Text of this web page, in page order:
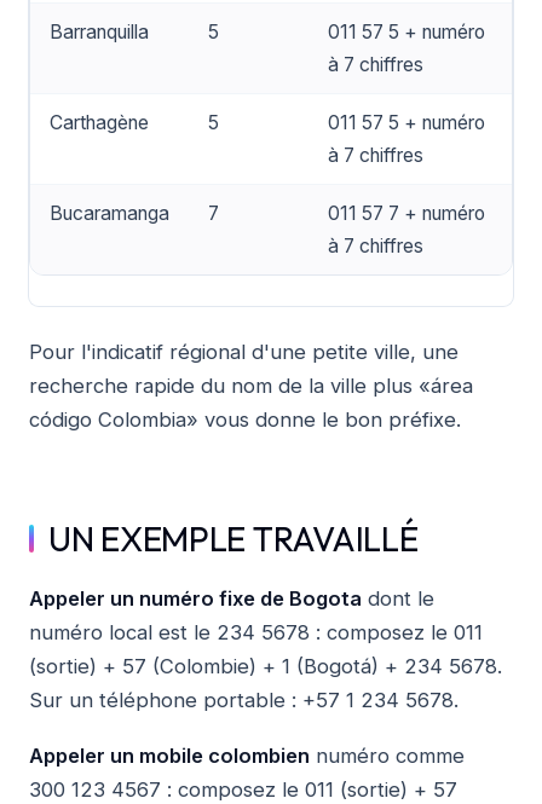
Barranquilla 5
011 57 5 + numéro
à 7 chiffres
Carthagène 5
011 57 5 + numéro
à 7 chiffres
Bucaramanga 7
011 57 7 + numéro
à 7 chiffres
Pour l'indicatif régional d'une petite ville, une
recherche rapide du nom de la ville plus «área
código Colombia» vous donne le bon préfixe.
UN EXEMPLE TRAVAILLÉ
Appeler un numéro fixe de Bogota dont le
numéro local est le 234 5678 : composez le 011
(sortie) + 57 (Colombie) + 1 (Bogotá) + 234 5678.
Sur un téléphone portable : +57 1 234 5678.
Appeler un mobile colombien numéro comme
300 123 4567 : composez le 011 (sortie) + 57